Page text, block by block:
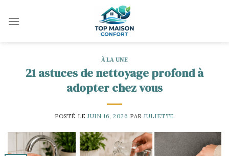
À LA UNE
21 astuces de nettoyage profond à
adopter chez vous
POSTÉ LEJUIN 16, 2026 PARJULIETTE